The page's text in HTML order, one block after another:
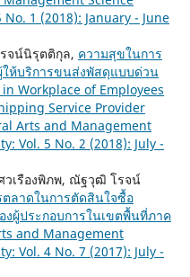
1 (2018): January - June
จน์นิรุตติกุล, ความสุขในการ
ห้บริการขนส่งพัสดุแบบด่วน
Workplace of Employees
Service Provider
Arts and Management
Vol. 5 No. 2 (2018): July -
เรืองพิภพ, ณัฐวุฒิ โรจน์
ลาดในการตัดสินใจซื้อ
ผู้ประกอบการในเขตพื้นที่ภาค
and Management
Vol. 4 No. 7 (2017): July -